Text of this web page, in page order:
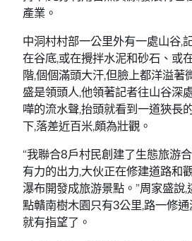
產業。
中洞村村部一公里外有一處山谷,
在谷底,或在攪拌水泥和砂石、或
階,個個滿頭大汗,但臉上都洋溢著
盛是領頭人,他領著記者往山谷深
嘩的流水聲,抬頭就看到一道狹長
下,落差近百米,頗為壯觀。
“我聯合8戶村民創建了生態旅游
有力的出力,大伙正在修建道路和
瀑布開發成旅游景點。”周家盛說
點贛南樹木園只有3公里,路一修
就有指望了。